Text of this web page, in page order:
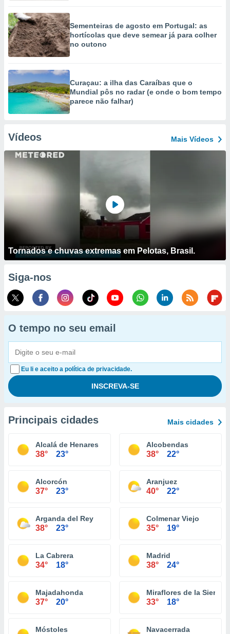
Sementeiras de agosto em Portugal: as
hortícolas que deve semear já para colher
no outono
Curaçau: a ilha das Caraíbas que o
Mundial pôs no radar (e onde o bom tempo
parece não falhar)
Vídeos Mais Vídeos
Tornados e chuvas extremas em Pelotas, Brasil.
Siga-nos
O tempo no seu email
Eu li e aceito a política de privacidade.
Principais cidades Mais cidades
Alcalá de Henares
38° 23°
Alcobendas
38° 22°
Alcorcón
37° 23°
Aranjuez
40° 22°
Arganda del Rey
38° 23°
Colmenar Viejo
35° 19°
La Cabrera
34° 18°
Madrid
38° 24°
Majadahonda
37° 20°
Miraflores de la Sierra
33° 18°
Móstoles Navacerrada